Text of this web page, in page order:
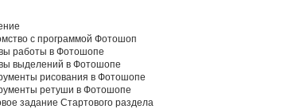
с программой Фотошоп
работы в Фотошопе
выделений в Фотошопе
рисования в Фотошопе
ретуши в Фотошопе
задание Стартового раздела